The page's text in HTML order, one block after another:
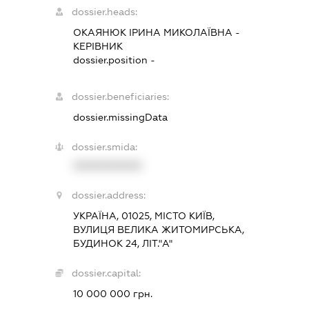
dossier.heads:
ОКАЯНЮК ІРИНА МИКОЛАЇВНА -
КЕРІВНИК
dossier.position -
dossier.beneficiaries:
dossier.missingData
dossier.smida:
dossier.address:
УКРАЇНА, 01025, МІСТО КИЇВ,
ВУЛИЦЯ ВЕЛИКА ЖИТОМИРСЬКА,
БУДИНОК 24, ЛІТ."А"
dossier.capital:
10 000 000 грн.